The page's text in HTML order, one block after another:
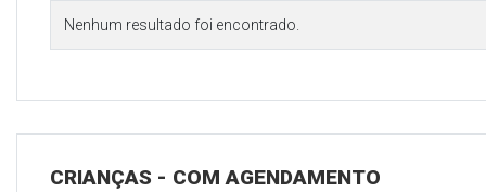
Nenhum resultado foi encontrado.
CRIANÇAS - COM AGENDAMENTO